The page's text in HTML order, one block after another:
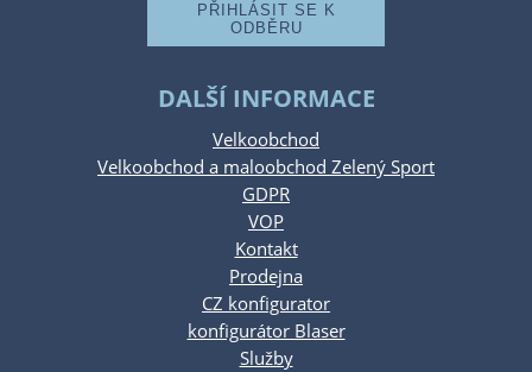
DALŠÍ INFORMACE
Velkoobchod
Velkoobchod a maloobchod Zelený Sport
GDPR
VOP
Kontakt
Prodejna
CZ konfigurator
konfigurátor Blaser
Služby